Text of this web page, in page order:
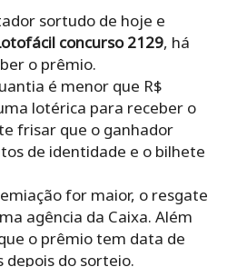
sortudo de hoje e
concurso 2129, há
o prêmio.
é menor que R$
lotérica para receber o
frisar que o ganhador
de identidade e o bilhete
for maior, o resgate
agência da Caixa. Além
o prêmio tem data de
depois do sorteio.